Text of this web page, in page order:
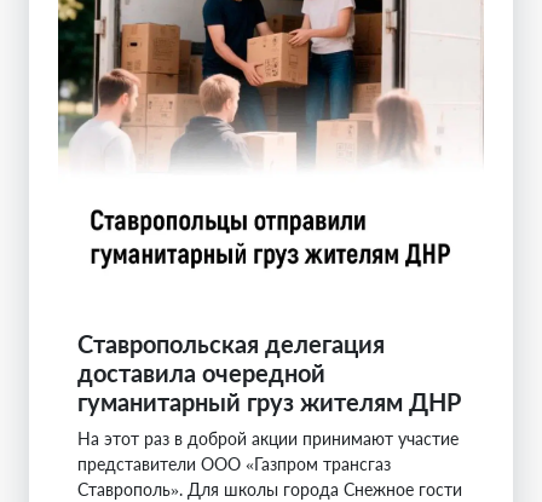
Ставропольская делегация
доставила очередной
гуманитарный груз жителям ДНР
На этот раз в доброй акции принимают участие
представители ООО «Газпром трансгаз
Ставрополь». Для школы города Снежное гости